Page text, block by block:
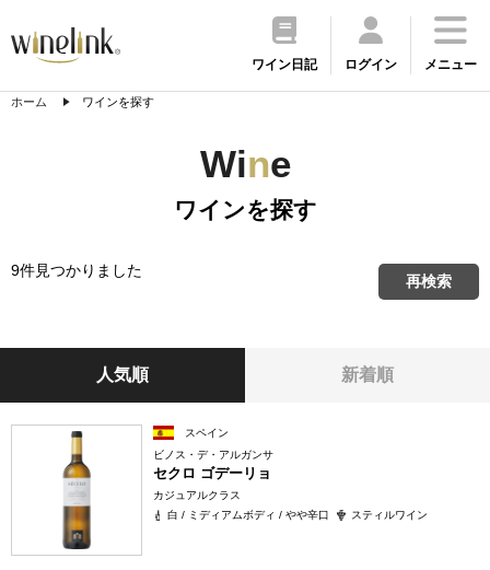
ワイン日記 ログイン メニュー
ホーム ワインを探す
Wine
ワインを探す
9件見つかりました
再検索
人気順 新着順
スペイン
ビノス・デ・アルガンサ
セクロ ゴデーリョ
カジュアルクラス
白 / ミディアムボディ / やや辛口
スティルワイン